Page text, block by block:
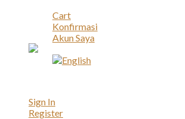
Cart
Konfirmasi
Akun Saya
Sign In
Register